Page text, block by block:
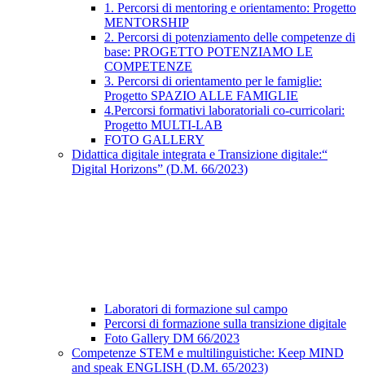
1. Percorsi di mentoring e orientamento: Progetto
MENTORSHIP
2. Percorsi di potenziamento delle competenze di
base: PROGETTO POTENZIAMO LE
COMPETENZE
3. Percorsi di orientamento per le famiglie:
Progetto SPAZIO ALLE FAMIGLIE
4.Percorsi formativi laboratoriali co-curricolari:
Progetto MULTI-LAB
FOTO GALLERY
Didattica digitale integrata e Transizione digitale:“
Digital Horizons” (D.M. 66/2023)
Laboratori di formazione sul campo
Percorsi di formazione sulla transizione digitale
Foto Gallery DM 66/2023
Competenze STEM e multilinguistiche: Keep MIND
and speak ENGLISH (D.M. 65/2023)